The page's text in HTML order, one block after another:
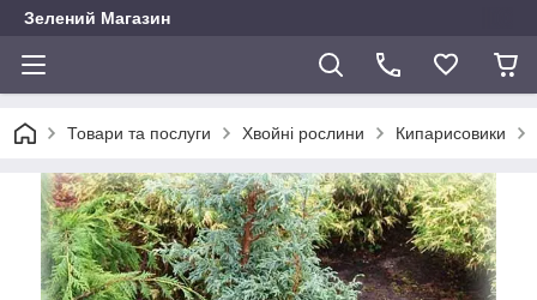
Зелений Магазин
Товари та послуги Хвойні рослини Кипарисовики